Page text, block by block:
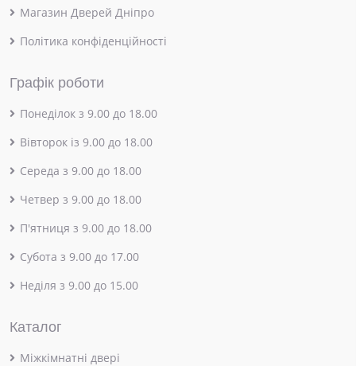
Магазин Дверей Дніпро
Політика конфіденційності
Графік роботи
Понеділок з 9.00 до 18.00
Вівторок із 9.00 до 18.00
Середа з 9.00 до 18.00
Четвер з 9.00 до 18.00
П'ятниця з 9.00 до 18.00
Субота з 9.00 до 17.00
Неділя з 9.00 до 15.00
Каталог
Міжкімнатні двері